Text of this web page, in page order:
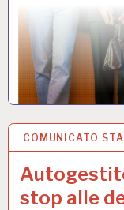
COMUNICATO
stop alle
2 APR 2026